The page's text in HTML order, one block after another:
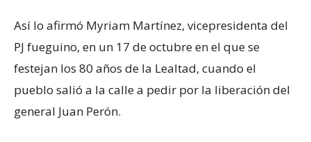
Así lo afirmó Myriam Martínez, vicepresidenta del
PJ fueguino, en un 17 de octubre en el que se
festejan los 80 años de la Lealtad, cuando el
pueblo salió a la calle a pedir por la liberación del
general Juan Perón.